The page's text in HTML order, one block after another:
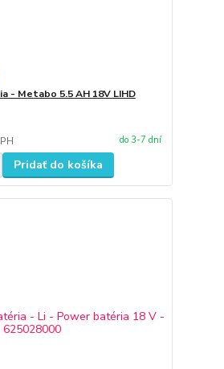
- Metabo 5.5 AH 18V LIHD
do 3-7 dní
Pridať do košíka